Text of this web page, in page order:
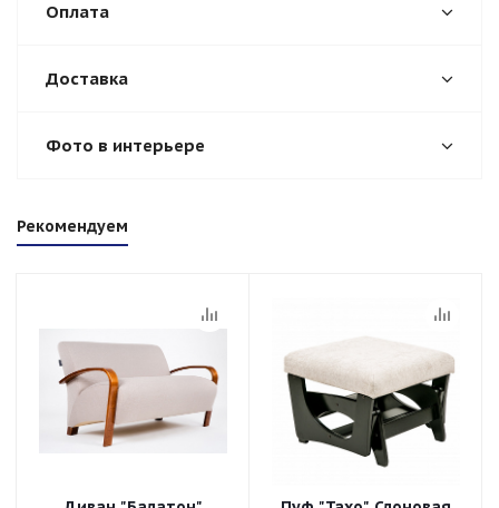
Оплата
Доставка
Фото в интерьере
Рекомендуем